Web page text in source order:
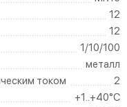
12
12
1/10/100
металл
током
2
+1..+40°C